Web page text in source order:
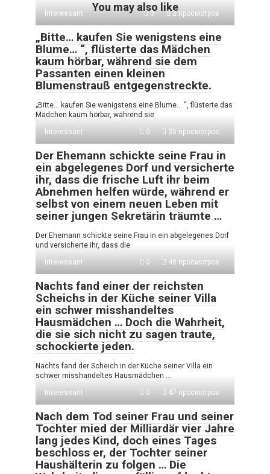
You may also like
Interessant 0 2 просмотров
„Bitte… kaufen Sie wenigstens eine
Blume… “, flüsterte das Mädchen
kaum hörbar, während sie dem
Passanten einen kleinen
Blumenstrauß entgegenstreckte.
„Bitte… kaufen Sie wenigstens eine Blume… “, flüsterte das
Mädchen kaum hörbar, während sie
Interessant
0 35 просмотров
Der Ehemann schickte seine Frau in
ein abgelegenes Dorf und versicherte
ihr, dass die frische Luft ihr beim
Abnehmen helfen würde, während er
selbst von einem neuen Leben mit
seiner jungen Sekretärin träumte …
Der Ehemann schickte seine Frau in ein abgelegenes Dorf
und versicherte ihr, dass die
Interessant
0 48 просмотров
Nachts fand einer der reichsten
Scheichs in der Küche seiner Villa
ein schwer misshandeltes
Hausmädchen … Doch die Wahrheit,
die sie sich nicht zu sagen traute,
schockierte jeden.
Nachts fand der Scheich in der Küche seiner Villa ein
schwer misshandeltes Hausmädchen …
Interessant
0 47 просмотров
Nach dem Tod seiner Frau und seiner
Tochter mied der Milliardär vier Jahre
lang jedes Kind, doch eines Tages
beschloss er, der Tochter seiner
Haushälterin zu folgen … Die